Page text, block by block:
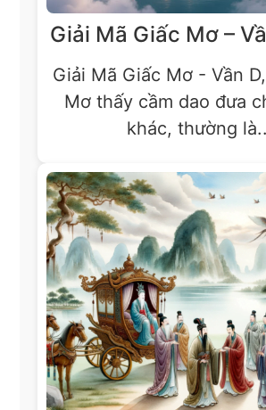
Giải Mã Giấc Mơ –
Giải Mã Giấc Mơ - Vần
Mơ thấy cầm dao đưa
khác, thường